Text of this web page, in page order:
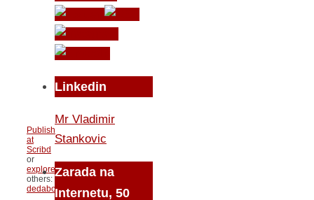
Publish
at
Scribd
or
explore
others:
dedabor
Linkedin
Mr Vladimir
Stankovic
Zarada na
Internetu, 50